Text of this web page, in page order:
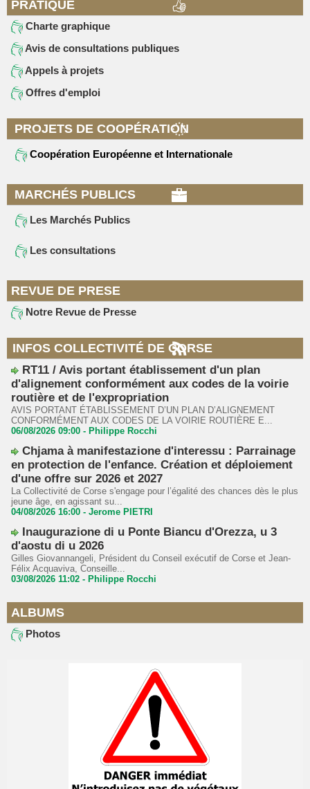
PRATIQUE
Charte graphique
Avis de consultations publiques
Appels à projets
Offres d'emploi
PROJETS DE COOPÉRATION
Coopération Européenne et Internationale
MARCHÉS PUBLICS
Les Marchés Publics
Les consultations
REVUE DE PRESE
Notre Revue de Presse
INFOS COLLECTIVITÉ DE CORSE
RT11 / Avis portant établissement d'un plan
d'alignement conformément aux codes de la voirie
routière et de l'expropriation
AVIS PORTANT ÉTABLISSEMENT D’UN PLAN D’ALIGNEMENT
CONFORMÉMENT AUX CODES DE LA VOIRIE ROUTIÈRE E...
06/08/2026 09:00 - Philippe Rocchi
Chjama à manifestazione d'interessu : Parrainage
en protection de l'enfance. Création et déploiement
d'une offre sur 2026 et 2027
La Collectivité de Corse s'engage pour l’égalité des chances dès le plus
jeune âge, en agissant su...
04/08/2026 16:00 - Jerome PIETRI
Inaugurazione di u Ponte Biancu d'Orezza, u 3
d'aostu di u 2026
Gilles Giovannangeli, Président du Conseil exécutif de Corse et Jean-
Félix Acquaviva, Conseille...
03/08/2026 11:02 - Philippe Rocchi
ALBUMS
Photos